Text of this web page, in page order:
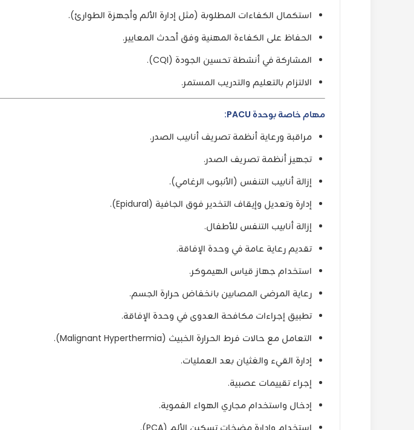
استكمال الكفاءات المطلوبة (مثل إدارة الألم وأجهزة الطوارئ).
الحفاظ على الكفاءة المهنية وفق أحدث المعايير.
المشاركة في أنشطة تحسين الجودة (CQI).
الالتزام بالتعليم والتدريب المستمر.
مهام خاصة بوحدة PACU:
مراقبة ورعاية أنظمة تصريف أنابيب الصدر.
تجهيز أنظمة تصريف الصدر.
إزالة أنابيب التنفس (الأنبوب الرغامي).
إدارة وتعديل وإيقاف التخدير فوق الجافية (Epidural).
إزالة أنابيب التنفس للأطفال.
تقديم رعاية عامة في وحدة الإفاقة.
استخدام جهاز قياس الهيموكر.
رعاية المرضى المصابين بانخفاض حرارة الجسم.
تطبيق إجراءات مكافحة العدوى في وحدة الإفاقة.
التعامل مع حالات فرط الحرارة الخبيث (Malignant Hyperthermia).
إدارة القيء والغثيان بعد العمليات.
إجراء تقييمات عصبية.
إدخال واستخدام مجاري الهواء الفموية.